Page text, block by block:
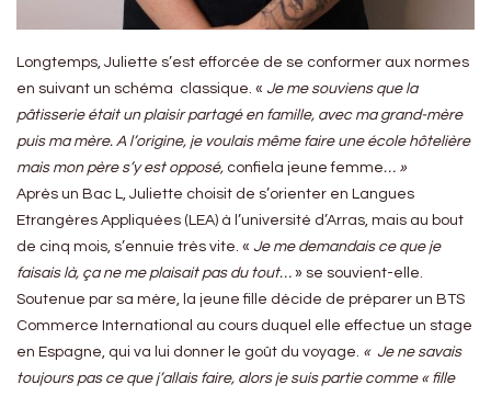
Longtemps, Juliette s’est efforcée de se conformer aux normes
en suivant un schéma classique. « Je me souviens que la
pâtisserie était un plaisir partagé en famille, avec ma grand-mère
puis ma mère. A l’origine, je voulais même faire une école hôtelière
mais mon père s’y est opposé, confiela jeune femme… »
Après un Bac L, Juliette choisit de s’orienter en Langues
Etrangères Appliquées (LEA) à l’université d’Arras, mais au bout
de cinq mois, s’ennuie très vite. « Je me demandais ce que je
faisais là, ça ne me plaisait pas du tout… » se souvient-elle.
Soutenue par sa mère, la jeune fille décide de préparer un BTS
Commerce International au cours duquel elle effectue un stage
en Espagne, qui va lui donner le goût du voyage. « Je ne savais
toujours pas ce que j’allais faire, alors je suis partie comme « fille